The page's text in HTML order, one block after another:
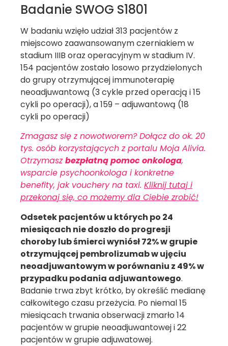
Badanie SWOG S1801
W badaniu wzięło udział 313 pacjentów z
miejscowo zaawansowanym czerniakiem w
stadium IIIB oraz operacyjnym w stadium IV.
154 pacjentów zostało losowo przydzielonych
do grupy otrzymującej immunoterapię
neoadjuwantową (3 cykle przed operacją i 15
cykli po operacji), a 159 – adjuwantową (18
cykli po operacji)
Zmagasz się z nowotworem? Dołącz do ok. 20
tys. osób korzystających z portalu Moja Alivia.
Otrzymaszbezpłatną pomoc onkologa,
wsparcie psychoonkologa i konkretne
benefity, jak vouchery na taxi. Kliknij tutaj i
przekonaj się, co możemy dla Ciebie zrobić!
Odsetek pacjentów u których po 24
miesiącach nie doszło do progresji
choroby lub śmierci wyniósł 72% w grupie
otrzymującej pembrolizumab w ujęciu
neoadjuwantowym w porównaniu z 49% w
przypadku podania adjuwantowego.
Badanie trwa zbyt krótko, by określić medianę
całkowitego czasu przeżycia. Po niemal 15
miesiącach trwania obserwacji zmarło 14
pacjentów w grupie neoadjuwantowej i 22
pacjentów w grupie adjuwatowej.